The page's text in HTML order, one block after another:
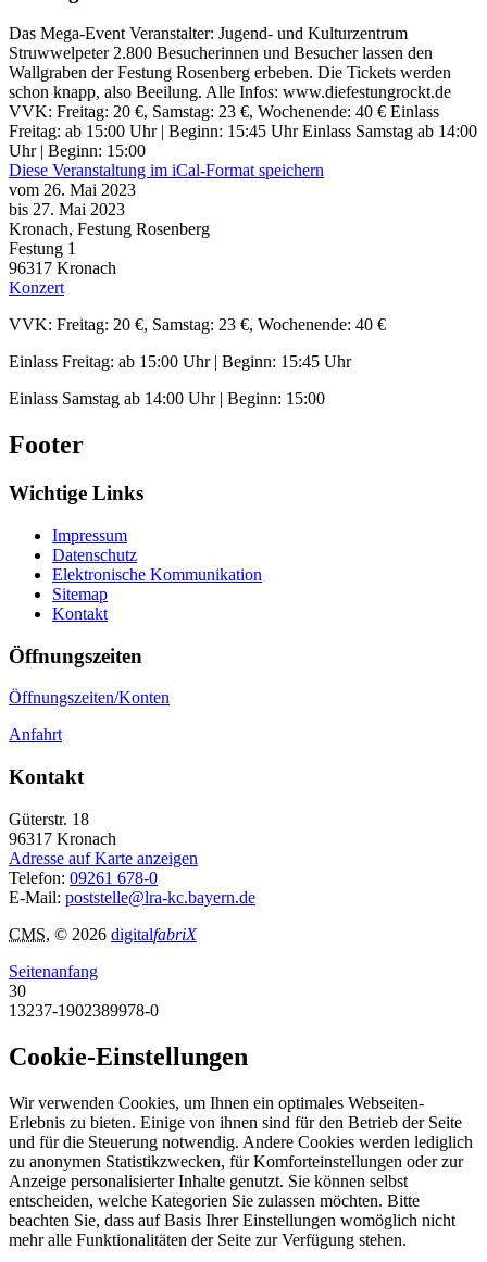
Das Mega-Event Veranstalter: Jugend- und Kulturzentrum
Struwwelpeter 2.800 Besucherinnen und Besucher lassen den
Wallgraben der Festung Rosenberg erbeben. Die Tickets werden
schon knapp, also Beeilung. Alle Infos: www.diefestungrockt.de
VVK: Freitag: 20 €, Samstag: 23 €, Wochenende: 40 € Einlass
Freitag: ab 15:00 Uhr | Beginn: 15:45 Uhr Einlass Samstag ab 14:00
Uhr | Beginn: 15:00
Diese Veranstaltung im iCal-Format speichern
vom 26. Mai 2023
bis 27. Mai 2023
Kronach, Festung Rosenberg
Festung 1
96317 Kronach
Konzert
VVK: Freitag: 20 €, Samstag: 23 €, Wochenende: 40 €
Einlass Freitag: ab 15:00 Uhr | Beginn: 15:45 Uhr
Einlass Samstag ab 14:00 Uhr | Beginn: 15:00
Footer
Wichtige Links
Impressum
Datenschutz
Elektronische Kommunikation
Sitemap
Kontakt
Öffnungszeiten
Öffnungszeiten/Konten
Anfahrt
Kontakt
Güterstr. 18
96317 Kronach
Adresse auf Karte anzeigen
Telefon: 09261 678-0
E-Mail: poststelle@lra-kc.bayern.de
CMS, © 2026 digitalfabriX
Seitenanfang
30
13237-1902389978-0
Cookie-Einstellungen
Wir verwenden Cookies, um Ihnen ein optimales Webseiten-
Erlebnis zu bieten. Einige von ihnen sind für den Betrieb der Seite
und für die Steuerung notwendig. Andere Cookies werden lediglich
zu anonymen Statistikzwecken, für Komforteinstellungen oder zur
Anzeige personalisierter Inhalte genutzt. Sie können selbst
entscheiden, welche Kategorien Sie zulassen möchten. Bitte
beachten Sie, dass auf Basis Ihrer Einstellungen womöglich nicht
mehr alle Funktionalitäten der Seite zur Verfügung stehen.